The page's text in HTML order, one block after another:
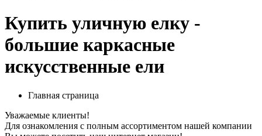
Купить уличную елку -
большие каркасные
искусственные ели
Главная страница
Уважаемые клиенты!
Для ознакомления с полным ассортиментом нашей компании